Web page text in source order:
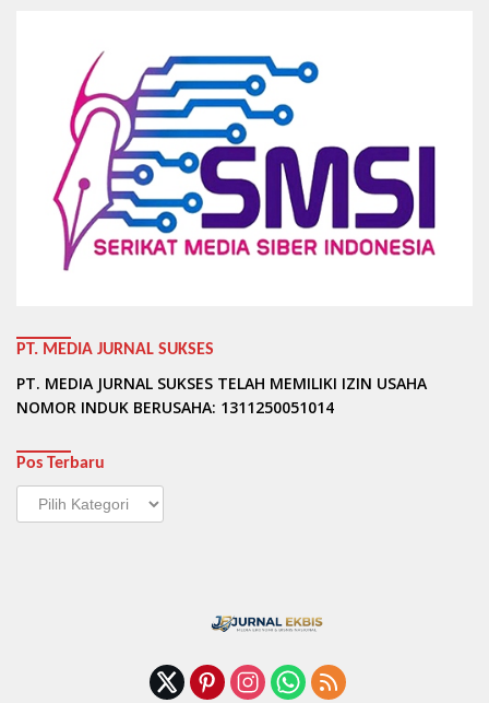
PT. MEDIA JURNAL SUKSES
PT. MEDIA JURNAL SUKSES TELAH MEMILIKI IZIN USAHA
NOMOR INDUK BERUSAHA: 1311250051014
Pos Terbaru
Pos
Terbaru